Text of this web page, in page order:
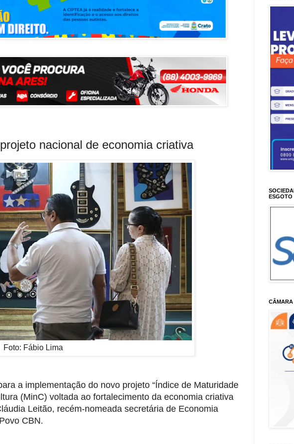
nacional de economia criativa
Foto: Fábio Lima
a implementação do novo projeto “Índice de Maturidade
(MinC) voltada ao fortalecimento da economia criativa
Leitão, recém-nomeada secretária de Economia
CBN.
ESGOTO
CÂMARA